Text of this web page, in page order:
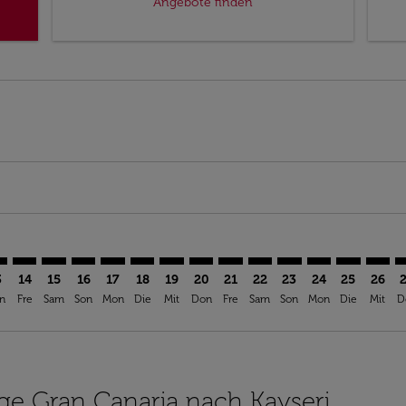
14
Fre
15
Sam
16
Son
17
Mon
18
Die
19
Mit
LPA–ASR: cmp-view-offers-
20
Don
LPA–ASR: cmp-view-
21
Fre
LPA–ASR: cmp-view-
22
Sam
LPA–ASR: cmp-
23
Son
LPA–ASR:
24
Mon
25
Die
26
Mit